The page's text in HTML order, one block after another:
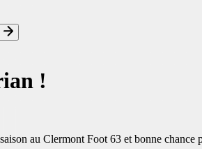
!
au Clermont Foot 63 et bonne chance